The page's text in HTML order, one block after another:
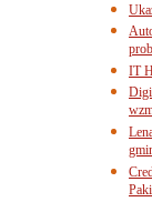
IT